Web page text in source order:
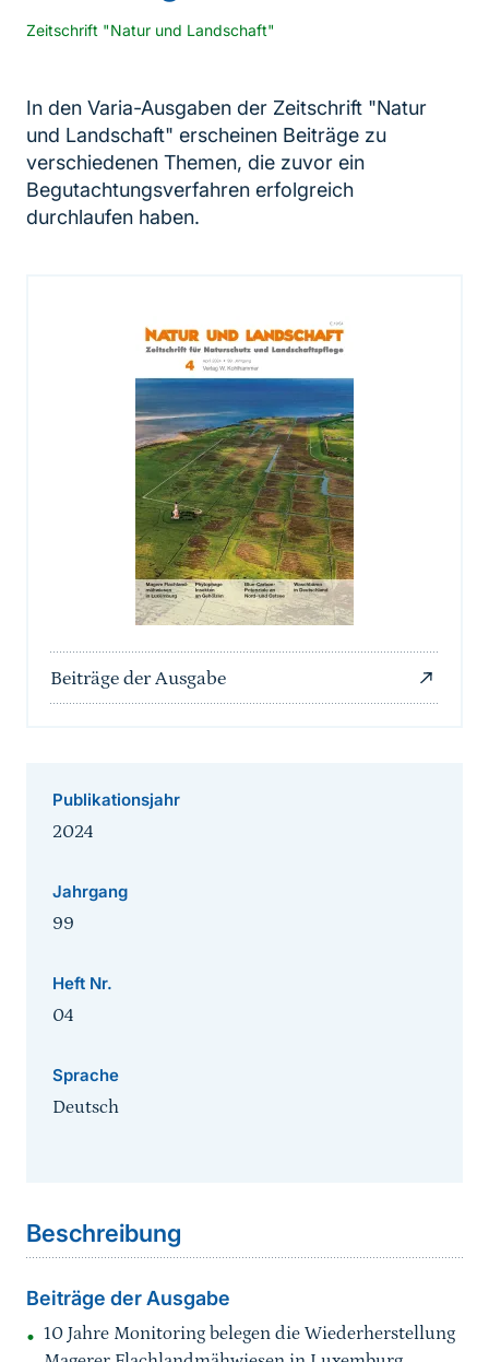
Zeitschrift "Natur und Landschaft"
In den Varia-Ausgaben der Zeitschrift "Natur
und Landschaft" erscheinen Beiträge zu
verschiedenen Themen, die zuvor ein
Begutachtungsverfahren erfolgreich
durchlaufen haben.
Beiträge der Ausgabe
Publikationsjahr
2024
Jahrgang
99
Heft Nr.
04
Sprache
Deutsch
Beschreibung
Beiträge der Ausgabe
10 Jahre Monitoring belegen die Wiederherstellung